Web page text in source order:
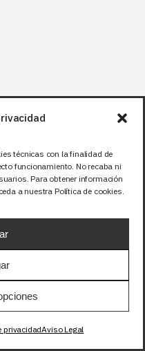
técnicas con la finalidad de
funcionamiento. No recaba ni
Para obtener información
a nuestra Política de cookies.
privacidadAviso Legal